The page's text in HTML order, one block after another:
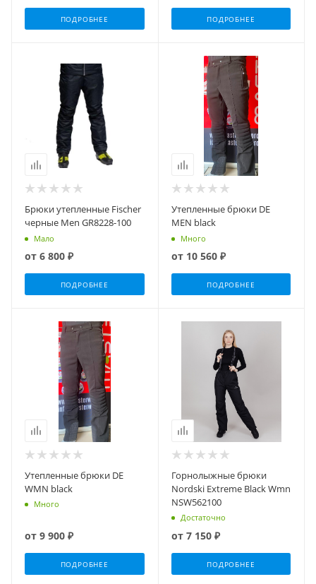
ПОДРОБНЕЕ ПОДРОБНЕЕ
Брюки утепленные Fischer
черные Men GR8228-100
Мало
от 6 800 ₽
ПОДРОБНЕЕ
Утепленные брюки DE
MEN black
Много
от 10 560 ₽
ПОДРОБНЕЕ
Утепленные брюки DE
WMN black
Много
от 9 900 ₽
ПОДРОБНЕЕ
Горнолыжные брюки
Nordski Extreme Black Wmn
NSW562100
Достаточно
от 7 150 ₽
ПОДРОБНЕЕ